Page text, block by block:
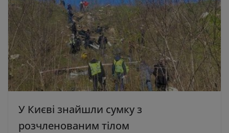
У Києві знайшли сумку з
розчленованим тілом